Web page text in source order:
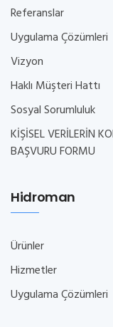
Referanslar
Uygulama Çözümleri
Vizyon
Haklı Müşteri Hattı
Sosyal Sorumluluk
KİŞİSEL VERİLERİN
BAŞVURU FORMU
Hidroman
Ürünler
Hizmetler
Uygulama Çözümleri